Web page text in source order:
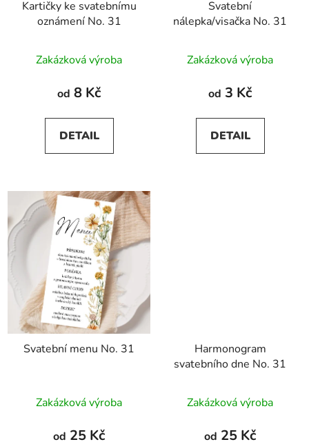
Kartičky ke svatebnímu
oznámení No. 31
Zakázková výroba
od 8 Kč
DETAIL
Svatební
nálepka/visačka No. 31
Zakázková výroba
od 3 Kč
DETAIL
Svatební menu No. 31
Zakázková výroba
od 25 Kč
Harmonogram
svatebního dne No. 31
Zakázková výroba
od 25 Kč